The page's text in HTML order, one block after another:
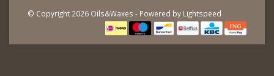
© Copyright 2026 Oils&Waxes - Powered by Lightspeed